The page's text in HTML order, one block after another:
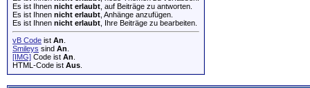
Es ist Ihnen nicht erlaubt , auf Beiträge zu antworten.
Es ist Ihnen nicht erlaubt , Anhänge anzufügen.
Es ist Ihnen nicht erlaubt , Ihre Beiträge zu bearbeiten.
vB Code ist An
Smileys sind An
[IMG] Code ist An
HTML-Code ist Aus